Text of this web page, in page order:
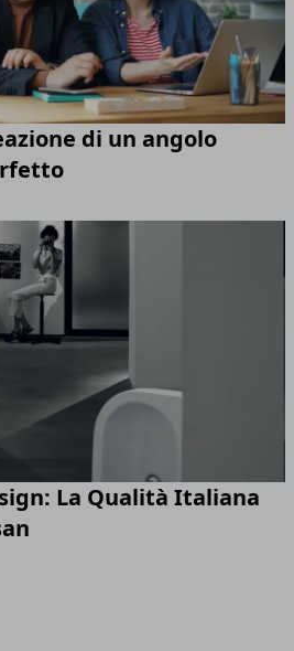
di un angolo
La Qualità Italiana